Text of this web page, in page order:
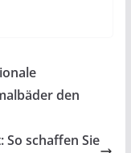
den
schaffen Sie